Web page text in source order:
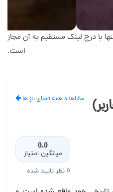
با درج لینک مستقیم به آن مجاز
است.
مشاهده همه فضای باز ها
0.0
میانگین امتیاز
0 نظر تایید شده